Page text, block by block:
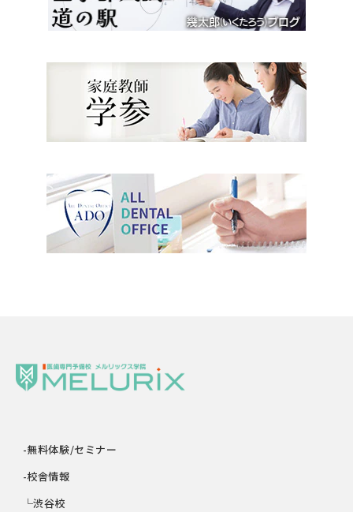
-無料体験/セミナー
-校舎情報
└渋谷校